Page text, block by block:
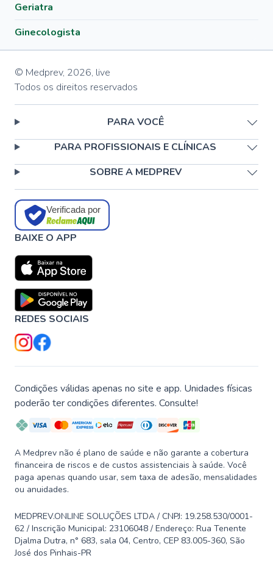
Geriatra
Ginecologista
© Medprev, 2026, live
Todos os direitos reservados
PARA VOCÊ
PARA PROFISSIONAIS E CLÍNICAS
SOBRE A MEDPREV
Verificada por
BAIXE O APP
REDES SOCIAIS
Condições válidas apenas no site e app. Unidades físicas
poderão ter condições diferentes. Consulte!
A Medprev não é plano de saúde e não garante a cobertura
financeira de riscos e de custos assistenciais à saúde. Você
paga apenas quando usar, sem taxa de adesão, mensalidades
ou anuidades.
MEDPREV.ONLINE SOLUÇÕES LTDA / CNPJ: 19.258.530/0001-
62 / Inscrição Municipal: 23106048 / Endereço: Rua Tenente
Djalma Dutra, n° 683, sala 04, Centro, CEP 83.005-360, São
José dos Pinhais-PR